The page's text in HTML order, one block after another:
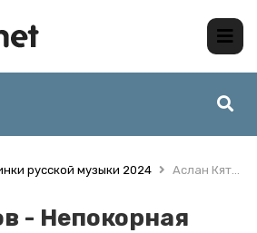
русской музыки 2024 Аслан Кятов - Непокорная
- Непокорная